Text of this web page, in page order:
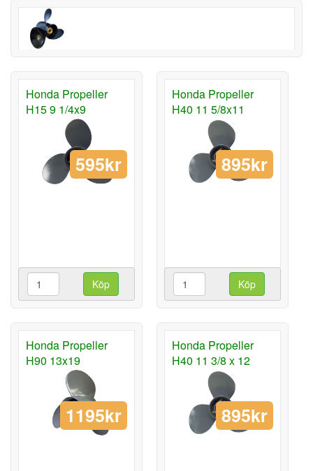
Honda Propeller
H15 9 1/4x9
595kr
Köp
Honda Propeller
H40 11 5/8x11
895kr
Köp
Honda Propeller
H90 13x19
1195kr
Honda Propeller
H40 11 3/8 x 12
895kr